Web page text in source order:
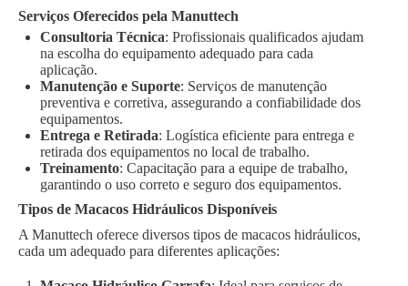
Serviços Oferecidos pela Manuttech
Consultoria Técnica: Profissionais qualificados ajudam
na escolha do equipamento adequado para cada
aplicação.
Manutenção e Suporte: Serviços de manutenção
preventiva e corretiva, assegurando a confiabilidade dos
equipamentos.
Entrega e Retirada: Logística eficiente para entrega e
retirada dos equipamentos no local de trabalho.
Treinamento: Capacitação para a equipe de trabalho,
garantindo o uso correto e seguro dos equipamentos.
Tipos de Macacos Hidráulicos Disponíveis
A Manuttech oferece diversos tipos de macacos hidráulicos,
cada um adequado para diferentes aplicações: